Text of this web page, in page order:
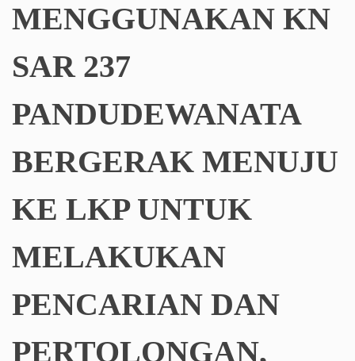
MENGGUNAKAN KN
SAR 237
PANDUDEWANATA
BERGERAK MENUJU
KE LKP UNTUK
MELAKUKAN
PENCARIAN DAN
PERTOLONGAN,